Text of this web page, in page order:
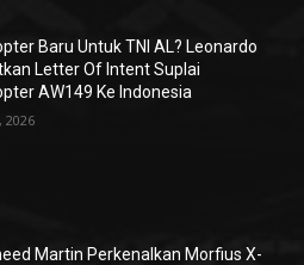
Baru Untuk TNI AL? Leonardo
Letter Of Intent Suplai
AW149 Ke Indonesia
2026
Martin Perkenalkan Morfius X-